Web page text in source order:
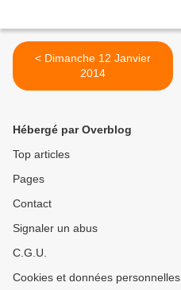
< Dimanche 12 Janvier
2014
Hébergé par Overblog
Top articles
Pages
Contact
Signaler un abus
C.G.U.
Cookies et données personnelles